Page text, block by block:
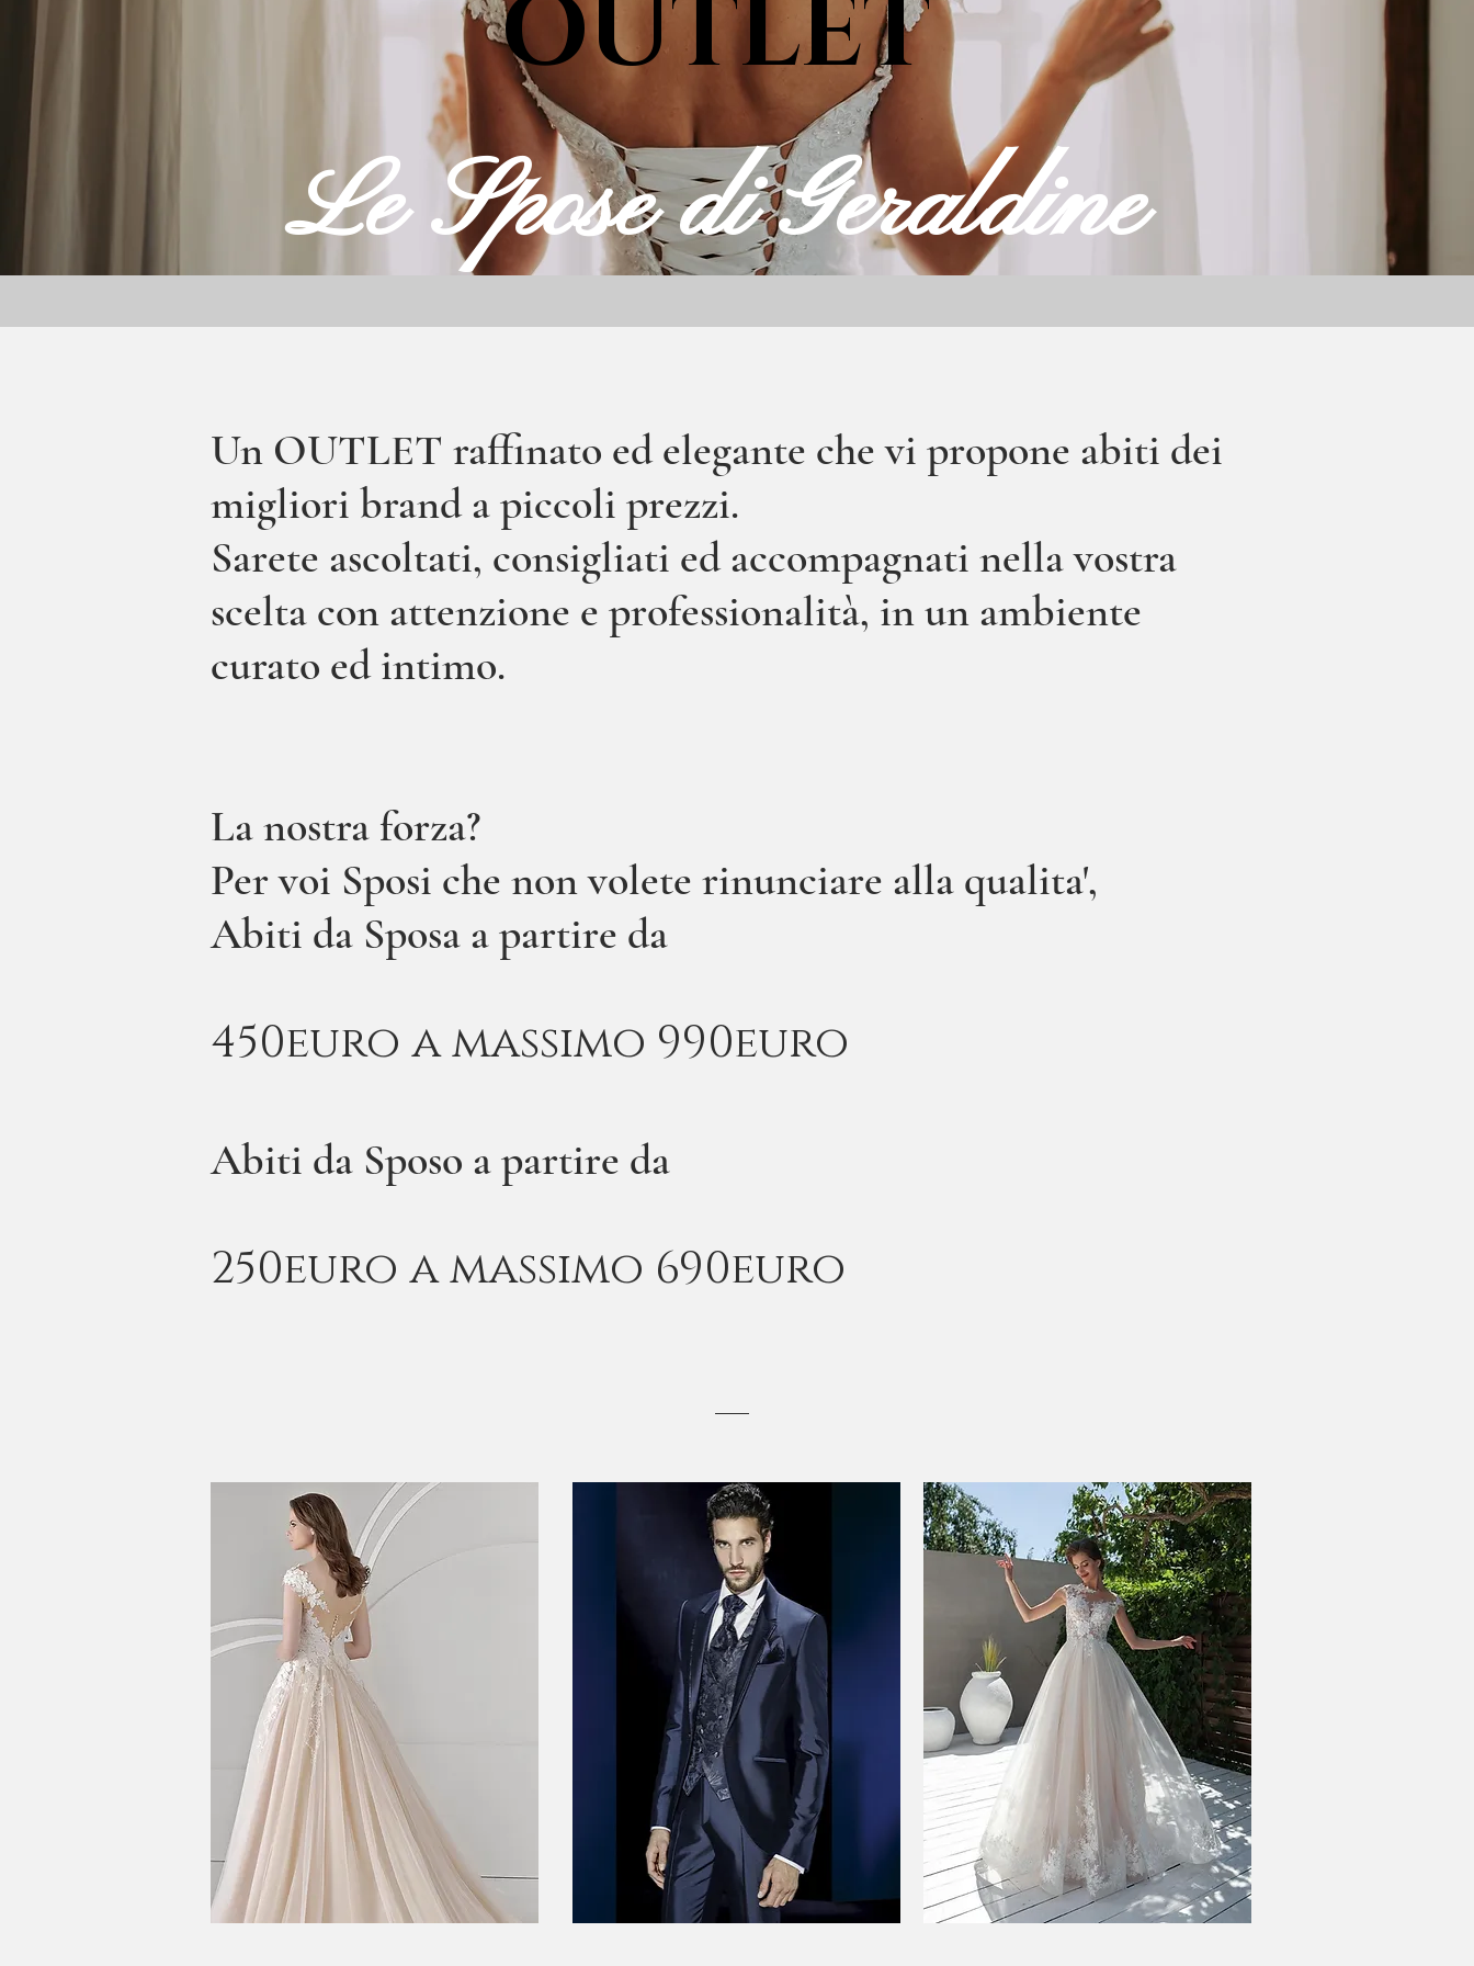
OUTLET
Le Spose di Geraldine
Un OUTLET raffinato ed elegante che vi propone abiti dei
migliori brand a piccoli prezzi.
Sarete ascoltati, consigliati ed accompagnati nella vostra
scelta con attenzione e professionalità, in un ambiente
curato ed intimo.
La nostra forza?
Per voi Sposi che non volete rinunciare alla qualita',
Abiti da Sposa a partire da
450euro a massimo 990euro
Abiti da Sposo a partire da
250euro a massimo 690euro